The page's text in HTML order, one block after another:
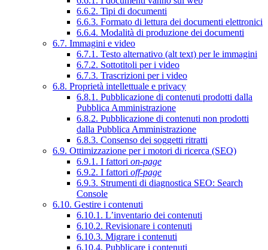
6.6.2. Tipi di documenti
6.6.3. Formato di lettura dei documenti elettronici
6.6.4. Modalità di produzione dei documenti
6.7. Immagini e video
6.7.1. Testo alternativo (alt text) per le immagini
6.7.2. Sottotitoli per i video
6.7.3. Trascrizioni per i video
6.8. Proprietà intellettuale e privacy
6.8.1. Pubblicazione di contenuti prodotti dalla
Pubblica Amministrazione
6.8.2. Pubblicazione di contenuti non prodotti
dalla Pubblica Amministrazione
6.8.3. Consenso dei soggetti ritratti
6.9. Ottimizzazione per i motori di ricerca (SEO)
6.9.1. I fattori on-page
6.9.2. I fattori off-page
6.9.3. Strumenti di diagnostica SEO: Search
Console
6.10. Gestire i contenuti
6.10.1. L’inventario dei contenuti
6.10.2. Revisionare i contenuti
6.10.3. Migrare i contenuti
6.10.4. Pubblicare i contenuti